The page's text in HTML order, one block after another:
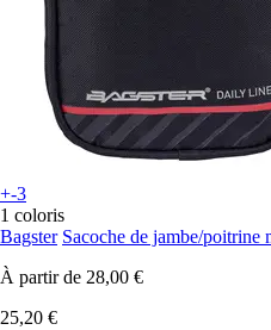
+-3
1 coloris
Bagster Sacoche de jambe/poitrine
À partir de 28,00 €
25,20 €